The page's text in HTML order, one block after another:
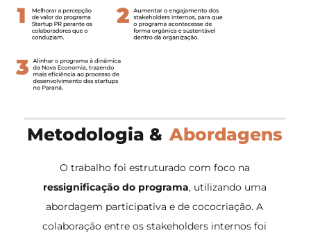
Metodologia & Abordagens
O trabalho foi estruturado com foco na
ressignificação do programa, utilizando uma
abordagem participativa e de cococriação. A
colaboração entre os stakeholders internos foi